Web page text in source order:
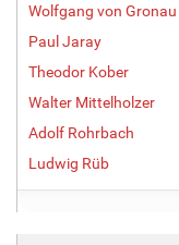
Wolfgang von Gronau
Paul Jaray
Theodor Kober
Walter Mittelholzer
Adolf Rohrbach
Ludwig Rüb